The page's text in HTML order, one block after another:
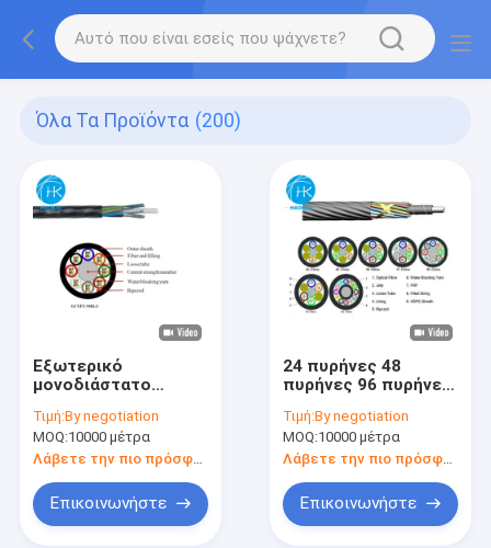
Όλα Τα Προϊόντα (200)
Εξωτερικό
μονοδιάστατο
μικροεπνευστροφικής
καλωδίωσης με
ράμφος χαλαρό
σωλήνα
Τιμή:By negotiation
MOQ:10000 μέτρα
Λάβετε την πιο πρόσφατη τιμή
Επικοινωνήστε
24 πυρήνες 48
πυρήνες 96 πυρήνες
οπτική ίνα καλώδιο
αγωγού
Τιμή:By negotiation
MOQ:10000 μέτρα
Επικοινωνήστε